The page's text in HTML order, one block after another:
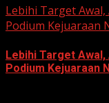
Lebihi Target Awal,
Podium Kejuaraan
Lebihi Target
Podium Kejuaraan